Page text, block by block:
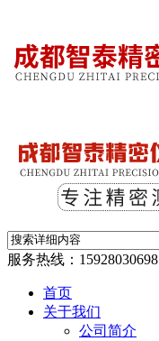
服务热线： 15928030698
首页
关于我们
公司简介